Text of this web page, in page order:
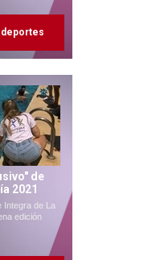
deportes
de
2021
Integra de La
edición